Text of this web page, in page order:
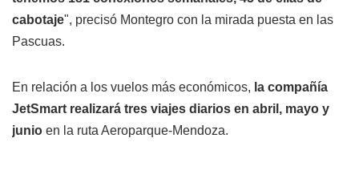
cabotaje", precisó Montegro con la mirada puesta en las
Pascuas.
En relación a los vuelos más económicos, la compañía
JetSmart realizará tres viajes diarios en abril, mayo y
junio en la ruta Aeroparque-Mendoza.